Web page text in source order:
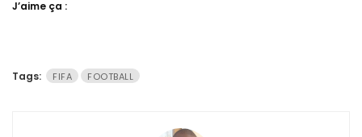
J’aime ça :
Tags: FIFA FOOTBALL